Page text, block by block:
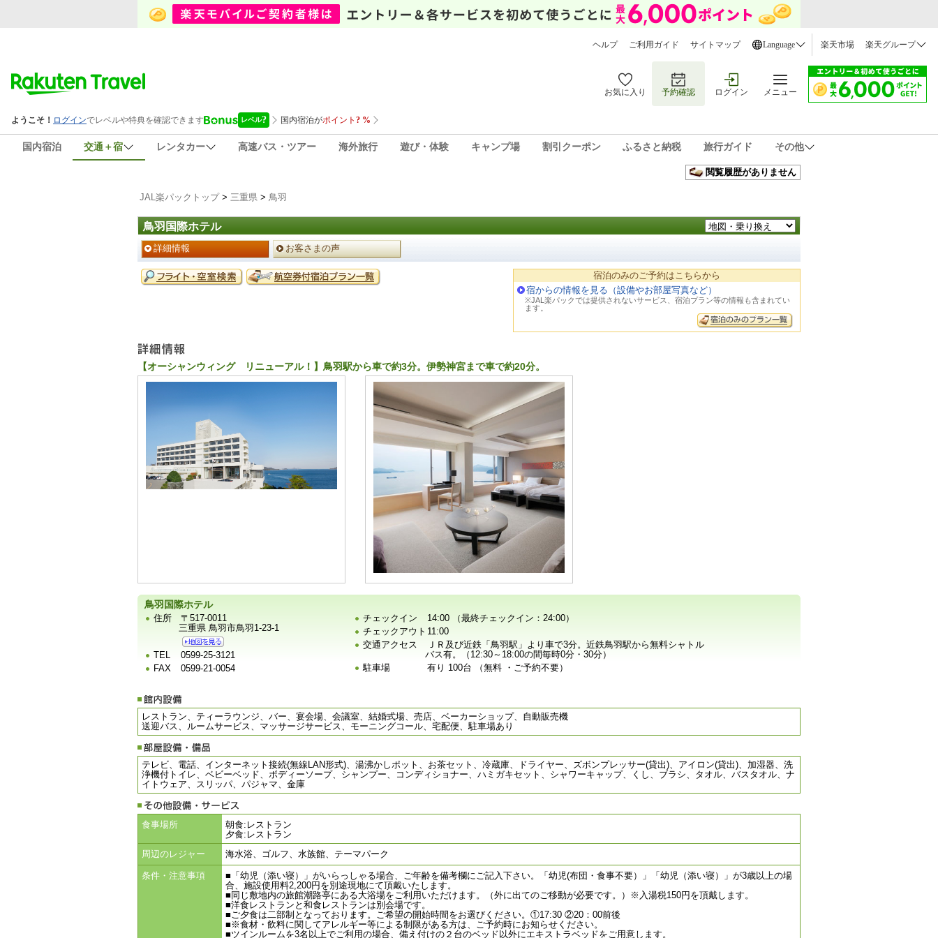
ヘルプ ご利用ガイド サイトマップ Language 楽天市場 楽天グループ
お気に入り 予約確認 ログイン メニュー
国内宿泊 交通＋宿 レンタカー 高速バス・ツアー 海外旅行 遊び・体験 キャンプ場 割引クーポン ふるさと納税 旅行ガイド その他
閲覧履歴がありません
JAL楽パックトップ> 三重県 > 鳥羽
鳥羽国際ホテル
ペ
ー
ジ
メ
ニ
詳細情報 お客さまの声
予
約
宿泊のみのご予約はこちらから
宿からの情報を見る（設備やお部屋写真など）
※JAL楽パックでは提供されないサービス、宿泊プラン等の情報も含まれてい
ます。
【オーシャンウィング リニューアル！】鳥羽駅から車で約3分。伊勢神宮まで車で約20分。
宿
鳥羽国際ホテル
住所
〒517-0011
三重県 鳥羽市鳥羽1-23-1
TEL
0599-25-3121
FAX
0599-21-0054
チェックイン
14:00 （最終チェックイン：24:00）
チェックアウト 11:00
交通アクセス
ＪＲ及び近鉄「鳥羽駅」より車で3分。近鉄鳥羽駅から無料シャトル
バス有。（12:30～18:00の間毎時0分・30分）
駐車場
有り 100台 （無料 ・ご予約不要）
レストラン、ティーラウンジ、バー、宴会場、会議室、結婚式場、売店、ベーカーショップ、自動販売機
送迎バス、ルームサービス、マッサージサービス、モーニングコール、宅配便、駐車場あり
テレビ、電話、インターネット接続(無線LAN形式)、湯沸かしポット、お茶セット、冷蔵庫、ドライヤー、ズボンプレッサー(貸出)、アイロン(貸出)、加湿器、洗
浄機付トイレ、ベビーベッド、ボディーソープ、シャンプー、コンディショナー、ハミガキセット、シャワーキャップ、くし、ブラシ、タオル、バスタオル、ナ
イトウェア、スリッパ、パジャマ、金庫
食事場所
朝食:レストラン
夕食:レストラン
周辺のレジャー
海水浴、ゴルフ、水族館、テーマパーク
条件・注意事項
■「幼児（添い寝）」がいらっしゃる場合、ご年齢を備考欄にご記入下さい。「幼児(布団・食事不要）」「幼児（添い寝）」が3歳以上の場
合、施設使用料2,200円を別途現地にて頂戴いたします。
■同じ敷地内の旅館潮路亭にある大浴場をご利用いただけます。（外に出てのご移動が必要です。）※入湯税150円を頂戴します。
■洋食レストランと和食レストランは別会場です。
■ご夕食は二部制となっております。ご希望の開始時間をお選びください。①17:30 ②20：00前後
■※食材・飲料に関してアレルギー等による制限がある方は、ご予約時にお知らせください。
■ツインルームを3名以上でご利用の場合、備え付けの２台のベッド以外にエキストラベッドをご用意します。